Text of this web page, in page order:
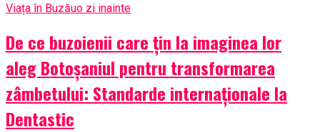
Viața în Buzăuo zi inainte
De ce buzoienii care țin la imaginea lor
aleg Botoșaniul pentru transformarea
zâmbetului: Standarde internaționale la
Dentastic